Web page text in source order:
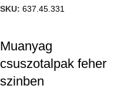
SKU: 637.45.331
Muanyag
csuszotalpak feher
szinben